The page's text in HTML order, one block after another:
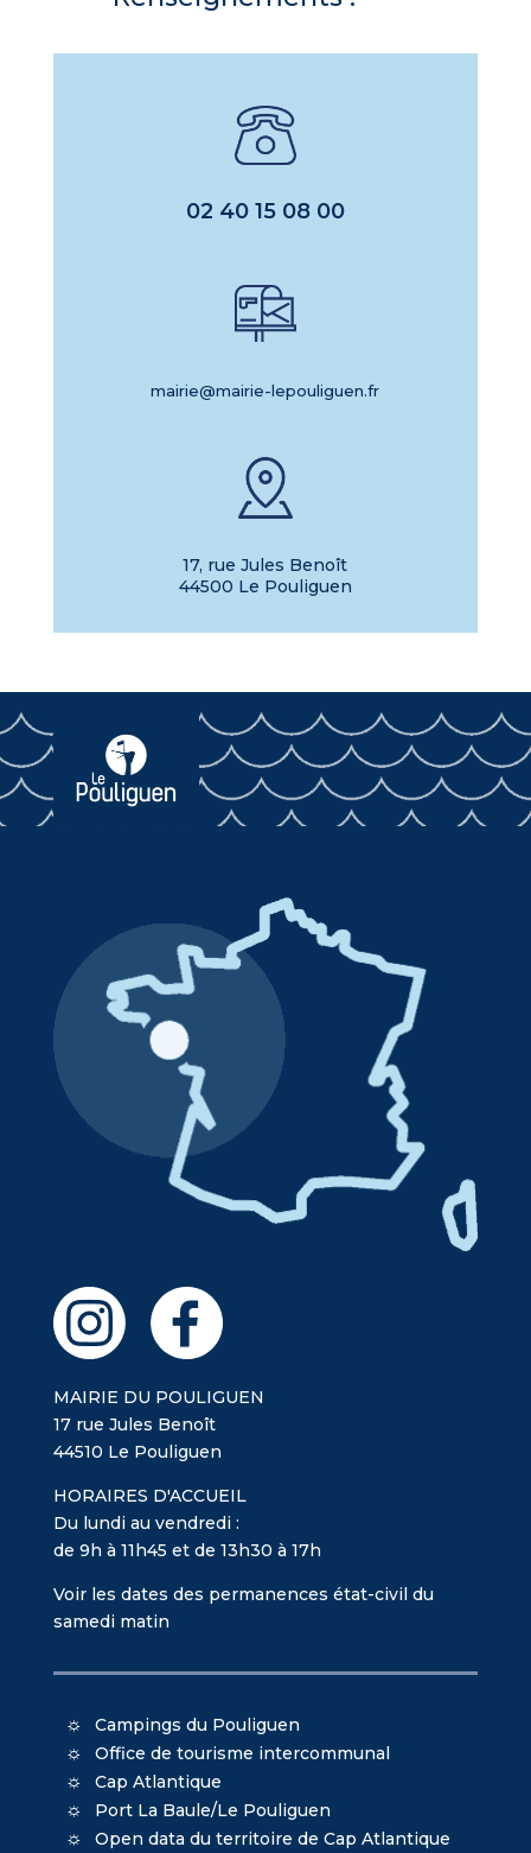
02 40 15 08 00
mairie@mairie-lepouliguen.fr
17, rue Jules Benoît
44500 Le Pouliguen
MAIRIE DU POULIGUEN
17 rue Jules Benoît
44510 Le Pouliguen
HORAIRES D'ACCUEIL
Du lundi au vendredi :
de 9h à 11h45 et de 13h30 à 17h
Voir les dates des permanences état-civil du
samedi matin
Campings du Pouliguen
Office de tourisme intercommunal
Cap Atlantique
Port La Baule/Le Pouliguen
Open data du territoire de Cap Atlantique